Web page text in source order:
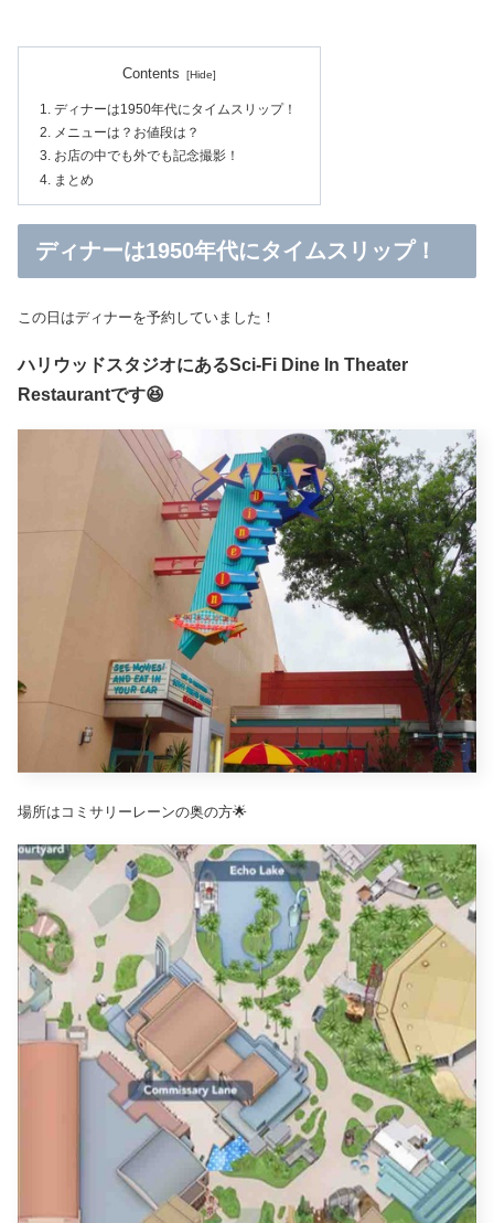
Contents
ディナーは1950年代にタイムスリップ！
メニューは？お値段は？
お店の中でも外でも記念撮影！
まとめ
ディナーは1950年代にタイムスリップ！
この日はディナーを予約していました！
ハリウッドスタジオにあるSci-Fi Dine In Theater
Restaurantです😆
場所はコミサリーレーンの奥の方🌟